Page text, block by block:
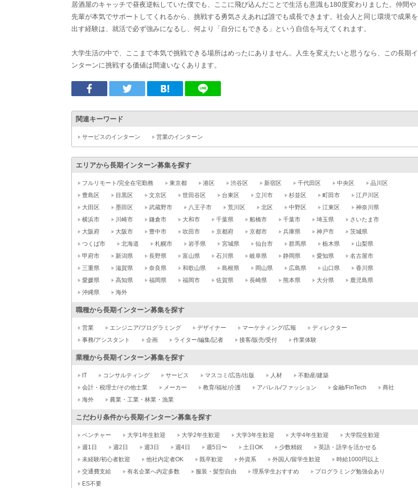
居酒屋のキャッチで昼夜逆転していた僕でも、ここに飛び込んだことで生活も意識も180度変わりました。仲間や
先輩が本気でサポートしてくれるから、挑戦する勇気さえあれば誰でも成長できます。社会人と同じ環境で成果を
出す経験は、就活で必ず強みになるし、何より「自分にもできる」という自信を与えてくれます。
大学生活の中で、ここまで本気で挑戦できる場所はめったにありません。人生を変えたいと思うなら、この長期イ
ンターンに挑戦する価値は間違いなくあります。
関連キーワード
サービスのインターン 営業のインターン
エリアから長期インターン募集を探す
フルリモート/完全在宅勤務 東京都 港区 渋谷区 新宿区 千代田区 中央区
品川区
豊島区
目黒区 文京区 世田谷区 台東区 立川市 杉並区 町田市
江戸川区
大田区
墨田区 武蔵野市 八王子市 荒川区 北区 中野区 江東区
神奈川県
横浜市
川崎市 鎌倉市 大和市 千葉県 船橋市 千葉市 埼玉県
さいたま市
大阪府
大阪市 豊中市 吹田市 京都府 京都市 兵庫県 神戸市
茨城県
つくば市
北海道 札幌市 岩手県 宮城県 仙台市 群馬県 栃木県
山梨県
甲府市
新潟県 長野県 富山県 石川県 岐阜県 静岡県 愛知県
名古屋市
三重県
滋賀県 奈良県 和歌山県 島根県 岡山県 広島県 山口県
香川県
愛媛県
高知県 福岡県 福岡市 佐賀県 長崎県 熊本県 大分県
鹿児島県
沖縄県
海外
職種から長期インターン募集を探す
営業 エンジニア/プログラミング デザイナー マーケティング/広報
ディレクター
事務/アシスタント
企画 ライター/編集/記者 接客/販売/受付 作業体験
業種から長期インターン募集を探す
IT コンサルティング サービス マスコミ/広告/出版 人材
不動産/建築
会計・税理士/その他士業
メーカー 教育/福祉/介護 アパレル/ファッション 金融/FinTech
商社
海外
農業・工業・林業・漁業
こだわり条件から長期インターン募集を探す
ベンチャー 大学1年生歓迎 大学2年生歓迎 大学3年生歓迎 大学4年生歓迎
大学院生歓迎
週1日
週2日 週3日 週4日 週5日〜 土日OK 少数精鋭
英語・語学を活かせる
未経験/初心者歓迎
他社内定者OK 既卒歓迎 外資系 外国人/留学生歓迎
時給1000円以上
交通費支給
有名企業へ内定多数 服装・髪型自由 理系学生おすすめ
プログラミング勉強会あり
ES不要